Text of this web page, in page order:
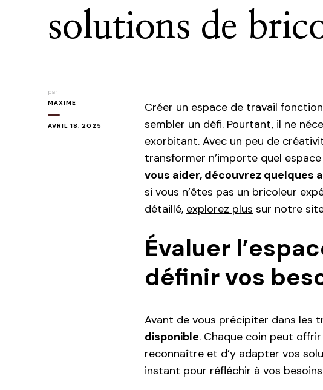
solutions de
par
MAXIME
AVRIL 18, 2025
Créer un espace de travail
sembler un défi. Pourtant, il ne
exorbitant. Avec un peu de
transformer n’importe quel
vous aider, découvrez quelques
si vous n’êtes pas un bricoleur
détaillé, explorez plus sur notre
Évaluer
définir vos
Avant de vous précipiter dans les
disponible. Chaque coin peut
reconnaître et d’y adapter vos
instant pour réfléchir à vos